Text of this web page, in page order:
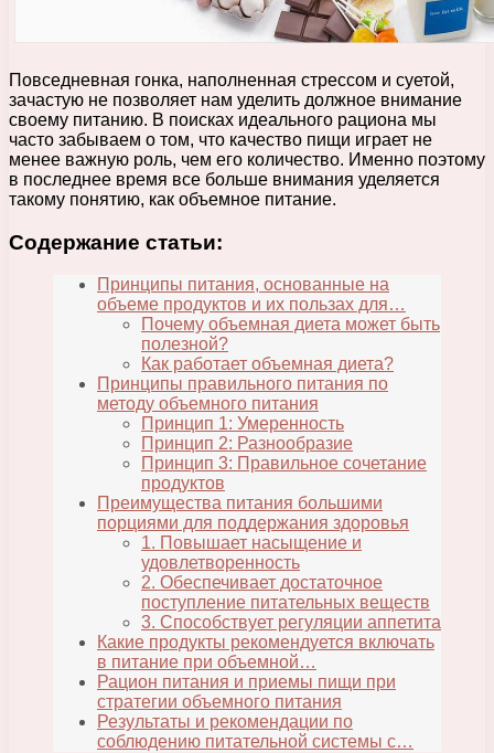
Повседневная гонка, наполненная стрессом и суетой,
зачастую не позволяет нам уделить должное внимание
своему питанию. В поисках идеального рациона мы
часто забываем о том, что качество пищи играет не
менее важную роль, чем его количество. Именно поэтому
в последнее время все больше внимания уделяется
такому понятию, как объемное питание.
Содержание статьи:
Принципы питания, основанные на
объеме продуктов и их пользах для…
Почему объемная диета может быть
полезной?
Как работает объемная диета?
Принципы правильного питания по
методу объемного питания
Принцип 1: Умеренность
Принцип 2: Разнообразие
Принцип 3: Правильное сочетание
продуктов
Преимущества питания большими
порциями для поддержания здоровья
1. Повышает насыщение и
удовлетворенность
2. Обеспечивает достаточное
поступление питательных веществ
3. Способствует регуляции аппетита
Какие продукты рекомендуется включать
в питание при объемной…
Рацион питания и приемы пищи при
стратегии объемного питания
Результаты и рекомендации по
соблюдению питательной системы с…